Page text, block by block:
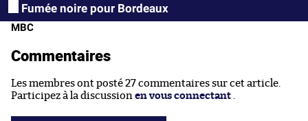
Fumée noire pour Bordeaux
MBC
Commentaires
Les membres ont posté 27 commentaires sur cet article.
Participez à la discussion en vous connectant